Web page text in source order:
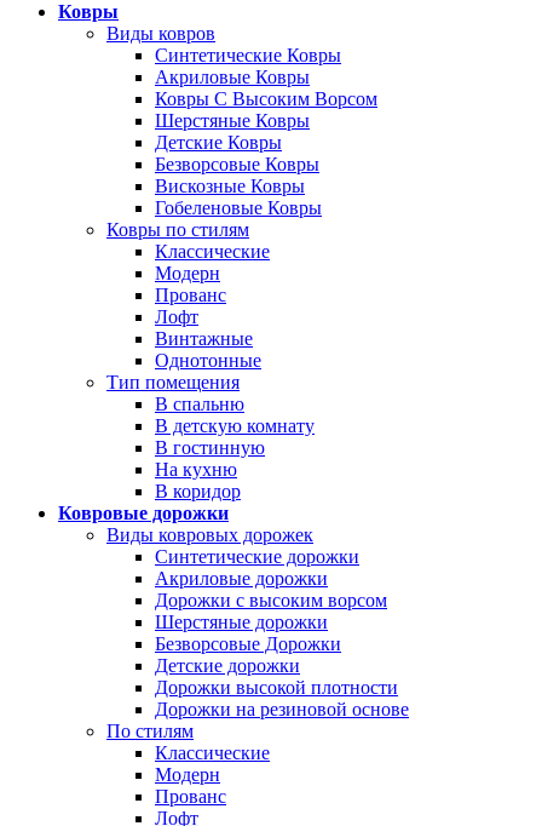
Ковры
Виды ковров
Синтетические Ковры
Акриловые Ковры
Ковры С Высоким Ворсом
Шерстяные Ковры
Детские Ковры
Безворсовые Ковры
Вискозные Ковры
Гобеленовые Ковры
Ковры по стилям
Классические
Модерн
Прованс
Лофт
Винтажные
Однотонные
Тип помещения
В спальню
В детскую комнату
В гостинную
На кухню
В коридор
Ковровые дорожки
Виды ковровых дорожек
Синтетические дорожки
Акриловые дорожки
Дорожки с высоким ворсом
Шерстяные дорожки
Безворсовые Дорожки
Детские дорожки
Дорожки высокой плотности
Дорожки на резиновой основе
По стилям
Классические
Модерн
Прованс
Лофт